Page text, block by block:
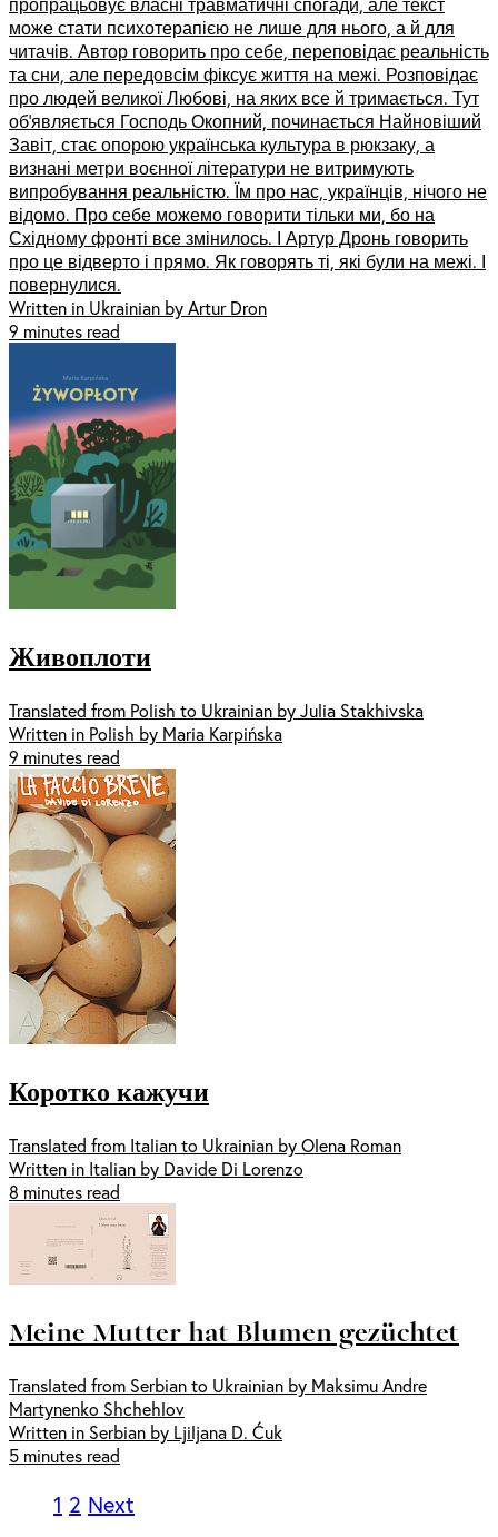
може стати психотерапією не лише для нього, а й для
читачів. Автор говорить про себе, переповідає реальність
та сни, але передовсім фіксує життя на межі. Розповідає
про людей великої Любові, на яких все й тримається. Тут
обʼявляється Господь Окопний, починається Найновіший
Завіт, стає опорою українська культура в рюкзаку, а
визнані метри воєнної літератури не витримують
випробування реальністю. Їм про нас, українців, нічого не
відомо. Про себе можемо говорити тільки ми, бо на
Східному фронті все змінилось. І Артур Дронь говорить
про це відверто і прямо. Як говорять ті, які були на межі. І
повернулися.
Written in Ukrainian by Artur Dron
9 minutes read
Живоплоти
Translated from Polish to Ukrainian by Julia Stakhivska
Written in Polish by Maria Karpińska
9 minutes read
Коротко кажучи
Translated from Italian to Ukrainian by Olena Roman
Written in Italian by Davide Di Lorenzo
8 minutes read
Meine Mutter hat Blumen gezüchtet
Translated from Serbian to Ukrainian by Maksimu Andre
Martynenko Shchehlov
Written in Serbian by Ljiljana D. Ćuk
5 minutes read
1 2 Next